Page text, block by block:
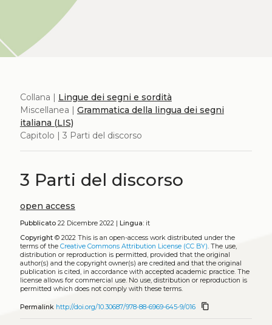
Collana | Lingue dei segni e sordità
Miscellanea | Grammatica della lingua dei segni
italiana (LIS)
Capitolo | 3 Parti del discorso
3 Parti del discorso
open access
Pubblicato22 Dicembre 2022 | Lingua:it
Copyright© 2022 This is an open-access work distributed under the
terms of the Creative Commons Attribution License (CC BY). The use,
distribution or reproduction is permitted, provided that the original
author(s) and the copyright owner(s) are credited and that the original
publication is cited, in accordance with accepted academic practice. The
license allows for commercial use. No use, distribution or reproduction is
permitted which does not comply with these terms.
Permalink http://doi.org/10.30687/978-88-6969-645-9/016 content_copy